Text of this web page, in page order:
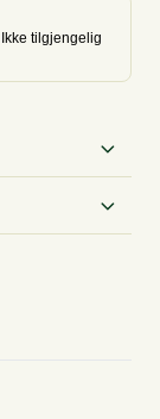
Ikke tilgjengelig